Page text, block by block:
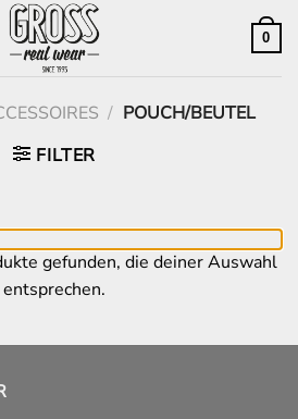
0
/ POUCH/BEUTEL
FILTER
gefunden, die deiner Auswahl
entsprechen.